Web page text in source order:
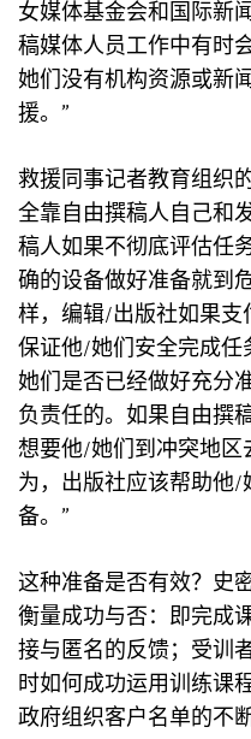
女媒体基金会和国际新
稿媒体人员工作中有时
她们没有机构资源或新
援。”
救援同事记者教育组织
全靠自由撰稿人自己和
稿人如果不彻底评估任
确的设备做好准备就到
样，编辑/出版社如果
保证他/她们安全完成
她们是否已经做好充分
负责任的。如果自由撰
想要他/她们到冲突地
为，出版社应该帮助他
备。”
这种准备是否有效？史
衡量成功与否：即完成
接与匿名的反馈；受训
时如何成功运用训练课
政府组织客户名单的不